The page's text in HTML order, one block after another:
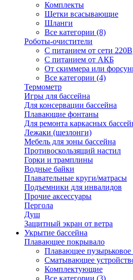
Комплекты
Щетки всасывающие
Шланги
Все категории (8)
Роботы-очистители
С питанием от сети 220В
С питанием от АКБ
От скиммера или
Все категории (4)
Термометр
Игры для бассейна
Для консервации бассейна
Плавающие фонтаны
Для ремонта каркасных
Лежаки (шезлонги)
Мебель для зоны бассейна
Противоскользящий настил
Горки и трамплины
Водные байки
Плавательные круги/матрасы
Подъемники для инвалидов
Прочие аксессуары
Пергола
Душ
Защитный экран от ветра
Укрытие бассейна
Плавающее покрывало
Плавающее
Сматывающее
Комплектующие
Все категории (3)